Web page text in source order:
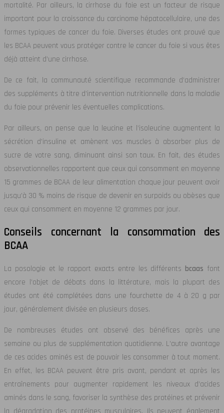
mortalité. Par ailleurs, la cirrhose du foie est un facteur de risque
important pour la croissance du carcinome hépatocellulaire, une des
formes typiques de cancer du foie. Diverses études ont prouvé que
les BCAA peuvent vous protéger contre le cancer du foie si vous êtes
déjà atteint d’une cirrhose.
De ce fait, la communauté scientifique recommande d’administrer
des suppléments à titre d’intervention nutritionnelle dans la maladie
du foie pour prévenir les éventuelles complications.
Par ailleurs, on pense que la leucine et l’isoleucine augmentent la
sécrétion d’insuline et amènent vos muscles à absorber plus de
sucre de votre sang, diminuant ainsi son taux. En fait, des études
observationnelles rapportent que ceux qui consomment en moyenne
15 grammes de BCAA de leur alimentation chaque jour peuvent avoir
jusqu’à 30 % moins de risque de devenir en surpoids ou obèses que
ceux qui consomment en moyenne 12 grammes par jour.
Conseils concernant la consommation des
BCAA
La posologie et le rapport exacts entre les différents bcaas font
encore l’objet de débats dans la littérature, mais la plupart des
études ont été complétées dans une fourchette de 4 à 20 g par
jour, généralement divisée en plusieurs doses.
De nombreuses études ont observé des bénéfices après une
semaine ou plus de supplémentation quotidienne. L’autre avantage
de ces acides aminés est de pouvoir les consommer à tout moment.
En effet, les BCAA peuvent être pris avant, pendant et après les
entraînements pour augmenter rapidement les niveaux d’acides
aminés dans le sang, favoriser la synthèse des protéines et prévenir
la dégradation des protéines musculaires. Ils peuvent également